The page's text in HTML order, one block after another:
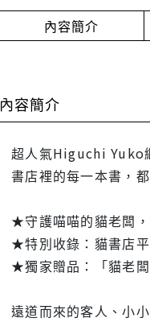
內容簡介
內容簡介
超人氣Higuchi Yuko
書店裡的每一本書，
★守護喵喵的貓老闆
★特別收錄：貓書店
★獨家贈品：「貓老
遠道而來的客人、小